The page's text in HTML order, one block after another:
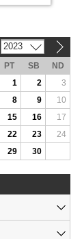
2023
PT SB
ND
1
2
3
8 9
10
15 16
17
22 23
24
29 30